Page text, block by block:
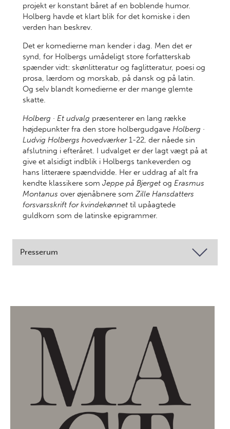
projekt er konstant båret af en boblende humor.
Holberg havde et klart blik for det komiske i den
verden han beskrev.
Det er komedierne man kender i dag. Men det er
synd, for Holbergs umådeligt store forfatterskab
spænder vidt: skønlitteratur og faglitteratur, poesi og
prosa, lærdom og morskab, på dansk og på latin.
Og selv blandt komedierne er der mange glemte
skatte.
Holberg · Et udvalg præsenterer en lang række
højdepunkter fra den store holbergudgave Holberg ·
Ludvig Holbergs hovedværker1-22, der nåede sin
afslutning i efteråret. I udvalget er der lagt vægt på at
give et alsidigt indblik i Holbergs tankeverden og
hans litterære spændvidde. Her er uddrag af alt fra
kendte klassikere som Jeppe på Bjerget og Erasmus
Montanus over øjenåbnere somZille Hansdatters
forsvarsskrift for kvindekønnet til upåagtede
guldkorn som de latinske epigrammer.
Presserum